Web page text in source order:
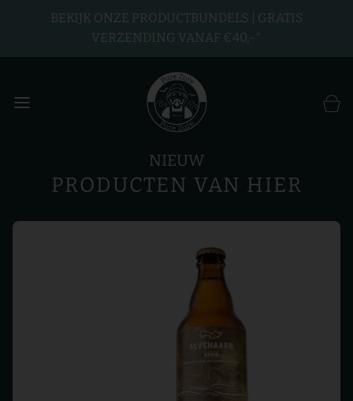
BEKIJK ONZE PRODUCTBUNDELS | GRATIS
VERZENDING VANAF €40,-*
NIEUW
PRODUCTEN VAN HIER